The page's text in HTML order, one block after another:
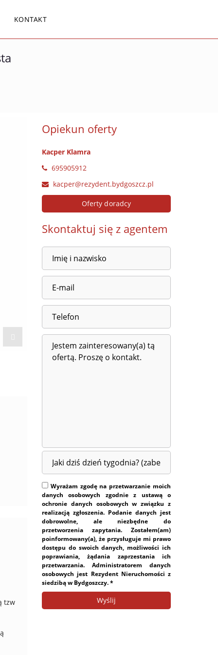
KONTAKT
tzw
Opiekun oferty
Kacper Klamra
695905912
kacper@rezydent.bydgoszcz.pl
Oferty doradcy
Skontaktuj się z agentem
Wyrażam zgodę na przetwarzanie moich
danych osobowych zgodnie z ustawą o
ochronie danych osobowych w związku z
realizacją zgłoszenia. Podanie danych jest
dobrowolne, ale niezbędne do
przetworzenia zapytania. Zostałem(am)
poinformowany(a), że przysługuje mi prawo
dostępu do swoich danych, możliwości ich
poprawiania, żądania zaprzestania ich
przetwarzania. Administratorem danych
osobowych jest Rezydent Nieruchomości z
siedzibą w Bydgoszczy. *